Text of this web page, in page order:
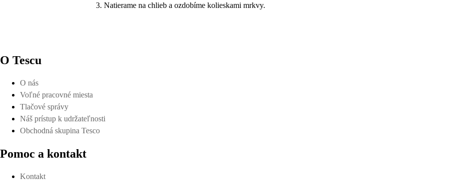
Natierame na chlieb a ozdobíme kolieskami mrkvy.
O Tescu
O nás
Voľné pracovné miesta
Tlačové správy
Náš prístup k udržateľnosti
Obchodná skupina Tesco
Pomoc a kontakt
Kontakt